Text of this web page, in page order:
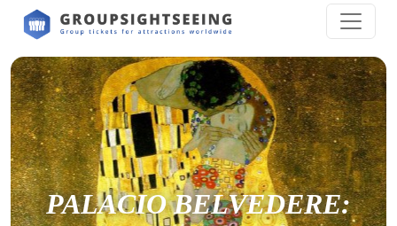
PALACIO BELVEDERE: